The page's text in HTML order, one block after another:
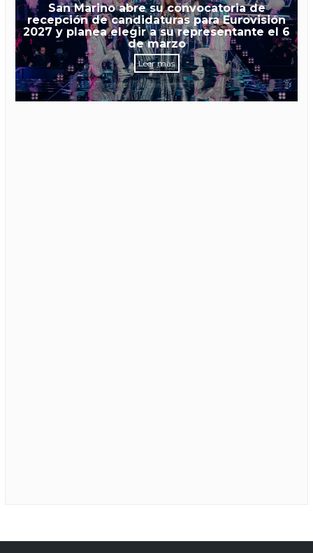
San Marino abre su convocatoria de
recepción de candidaturas para Eurovisión
2027 y planea elegir a su representante el 6
de marzo
Leer más